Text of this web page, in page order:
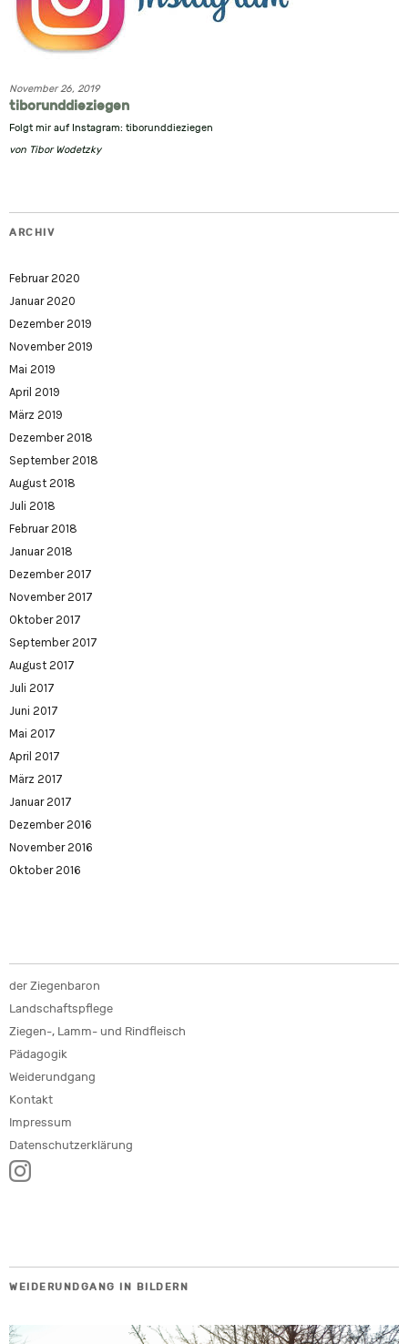
November 26, 2019
tiborunddieziegen
Folgt mir auf Instagram: tiborunddieziegen
von Tibor Wodetzky
ARCHIV
Februar 2020
Januar 2020
Dezember 2019
November 2019
Mai 2019
April 2019
März 2019
Dezember 2018
September 2018
August 2018
Juli 2018
Februar 2018
Januar 2018
Dezember 2017
November 2017
Oktober 2017
September 2017
August 2017
Juli 2017
Juni 2017
Mai 2017
April 2017
März 2017
Januar 2017
Dezember 2016
November 2016
Oktober 2016
der Ziegenbaron
Landschaftspflege
Ziegen-, Lamm- und Rindfleisch
Pädagogik
Weiderundgang
Kontakt
Impressum
Datenschutzerklärung
WEIDERUNDGANG IN BILDERN